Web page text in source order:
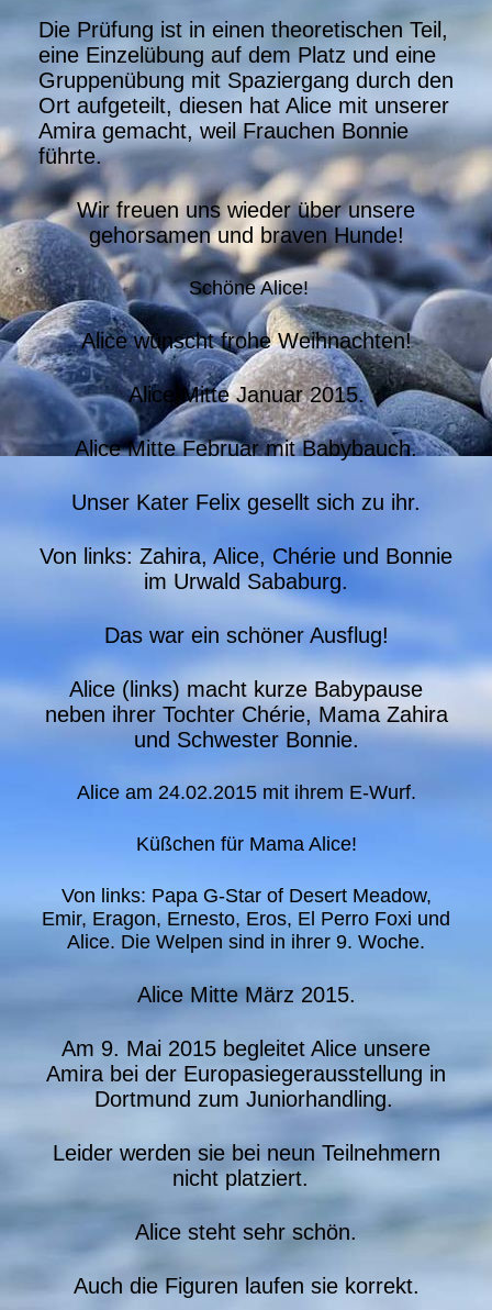
Die Prüfung ist in einen theoretischen Teil,
eine Einzelübung auf dem Platz und eine
Gruppenübung mit Spaziergang durch den
Ort aufgeteilt, diesen hat Alice mit unserer
Amira gemacht, weil Frauchen Bonnie
führte.
Wir freuen uns wieder über unsere
gehorsamen und braven Hunde!
Schöne Alice!
Alice wünscht frohe Weihnachten!
Alice Mitte Januar 2015.
Alice Mitte Februar mit Babybauch.
Unser Kater Felix gesellt sich zu ihr.
Von links: Zahira, Alice, Chérie und Bonnie
im Urwald Sababurg.
Das war ein schöner Ausflug!
Alice (links) macht kurze Babypause
neben ihrer Tochter Chérie, Mama Zahira
und Schwester Bonnie.
Alice am 24.02.2015 mit ihrem E-Wurf.
Küßchen für Mama Alice!
Von links: Papa G-Star of Desert Meadow,
Emir, Eragon, Ernesto, Eros, El Perro Foxi und
Alice. Die Welpen sind in ihrer 9. Woche.
Alice Mitte März 2015.
Am 9. Mai 2015 begleitet Alice unsere
Amira bei der Europasiegerausstellung in
Dortmund zum Juniorhandling.
Leider werden sie bei neun Teilnehmern
nicht platziert.
Alice steht sehr schön.
Auch die Figuren laufen sie korrekt.